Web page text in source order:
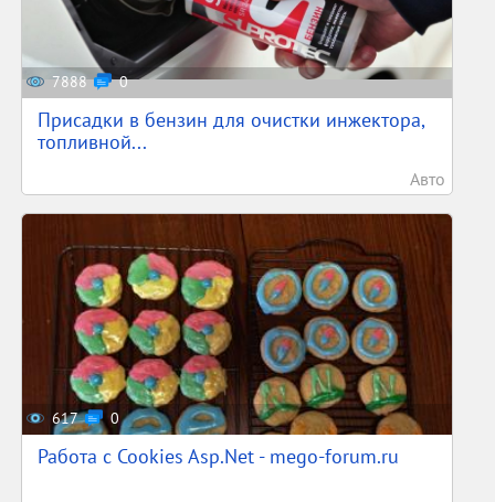
7888 0
Присадки в бензин для очистки инжектора,
топливной...
Авто
617 0
Работа с Cookies Asp.Net - mego-forum.ru